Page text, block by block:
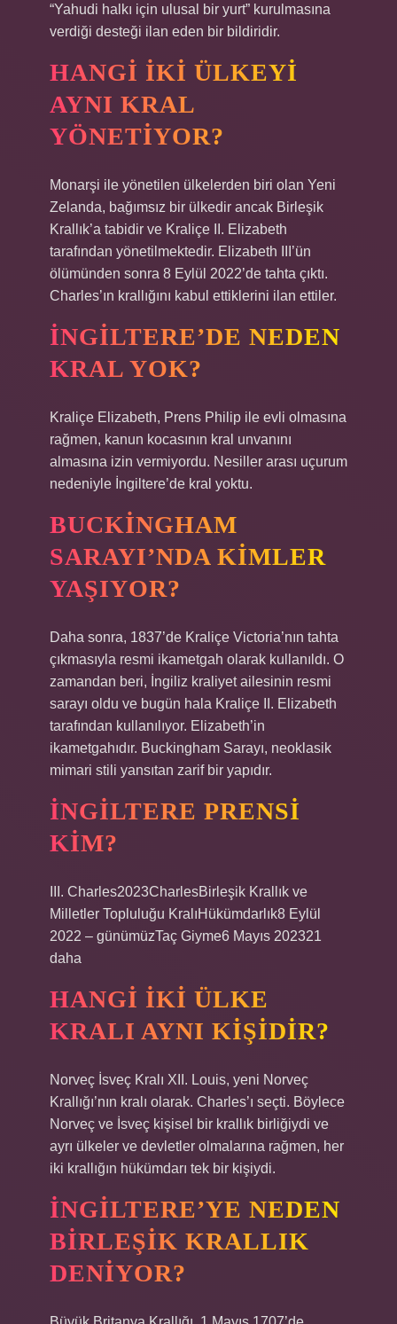
“Yahudi halkı için ulusal bir yurt” kurulmasına
verdiği desteği ilan eden bir bildiridir.
HANGI IKI ÜLKEYI
AYNI KRAL
YÖNETIYOR?
Monarşi ile yönetilen ülkelerden biri olan Yeni
Zelanda, bağımsız bir ülkedir ancak Birleşik
Krallık’a tabidir ve Kraliçe II. Elizabeth
tarafından yönetilmektedir. Elizabeth III’ün
ölümünden sonra 8 Eylül 2022’de tahta çıktı.
Charles’ın krallığını kabul ettiklerini ilan ettiler.
İNGILTERE’DE NEDEN
KRAL YOK?
Kraliçe Elizabeth, Prens Philip ile evli olmasına
rağmen, kanun kocasının kral unvanını
almasına izin vermiyordu. Nesiller arası uçurum
nedeniyle İngiltere’de kral yoktu.
BUCKINGHAM
SARAYI’NDA KIMLER
YAŞIYOR?
Daha sonra, 1837’de Kraliçe Victoria’nın tahta
çıkmasıyla resmi ikametgah olarak kullanıldı. O
zamandan beri, İngiliz kraliyet ailesinin resmi
sarayı oldu ve bugün hala Kraliçe II. Elizabeth
tarafından kullanılıyor. Elizabeth’in
ikametgahıdır. Buckingham Sarayı, neoklasik
mimari stili yansıtan zarif bir yapıdır.
İNGILTERE PRENSI
KIM?
III. Charles2023CharlesBirleşik Krallık ve
Milletler Topluluğu KralıHükümdarlık8 Eylül
2022 – günümüzTaç Giyme6 Mayıs 202321
daha
HANGI IKI ÜLKE
KRALI AYNI KIŞIDIR?
Norveç İsveç Kralı XII. Louis, yeni Norveç
Krallığı’nın kralı olarak. Charles’ı seçti. Böylece
Norveç ve İsveç kişisel bir krallık birliğiydi ve
ayrı ülkeler ve devletler olmalarına rağmen, her
iki krallığın hükümdarı tek bir kişiydi.
İNGILTERE’YE NEDEN
BIRLEŞIK KRALLIK
DENIYOR?